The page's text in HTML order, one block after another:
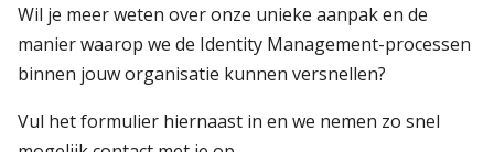
Wil je meer weten over onze unieke aanpak en de
manier waarop we de Identity Management-processen
binnen jouw organisatie kunnen versnellen?
Vul het formulier hiernaast in en we nemen zo snel